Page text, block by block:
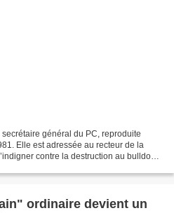
général du PC, reproduite
Elle est adressée au recteur de la
contre la destruction au bulldozer
ordinaire devient un